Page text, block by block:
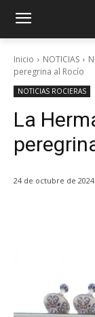
Inicio NOTICIAS
peregrina al Rocío
NOTICIAS ROCIERAS
La
24 de octubre de 2024